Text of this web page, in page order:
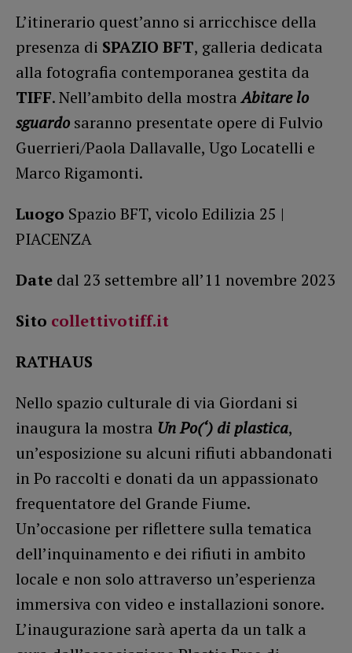
L’itinerario quest’anno si arricchisce della
presenza di SPAZIO BFT, galleria dedicata
alla fotografia contemporanea gestita da
TIFF. Nell’ambito della mostraAbitare lo
sguardo saranno presentate opere di Fulvio
Guerrieri/Paola Dallavalle, Ugo Locatelli e
Marco Rigamonti.
Luogo Spazio BFT, vicolo Edilizia 25 |
PIACENZA
Date dal 23 settembre all’11 novembre 2023
Sito collettivotiff.it
RATHAUS
Nello spazio culturale di via Giordani si
inaugura la mostra Un Po(‘) di plastica,
un’esposizione su alcuni rifiuti abbandonati
in Po raccolti e donati da un appassionato
frequentatore del Grande Fiume.
Un’occasione per riflettere sulla tematica
dell’inquinamento e dei rifiuti in ambito
locale e non solo attraverso un’esperienza
immersiva con video e installazioni sonore.
L’inaugurazione sarà aperta da un talk a